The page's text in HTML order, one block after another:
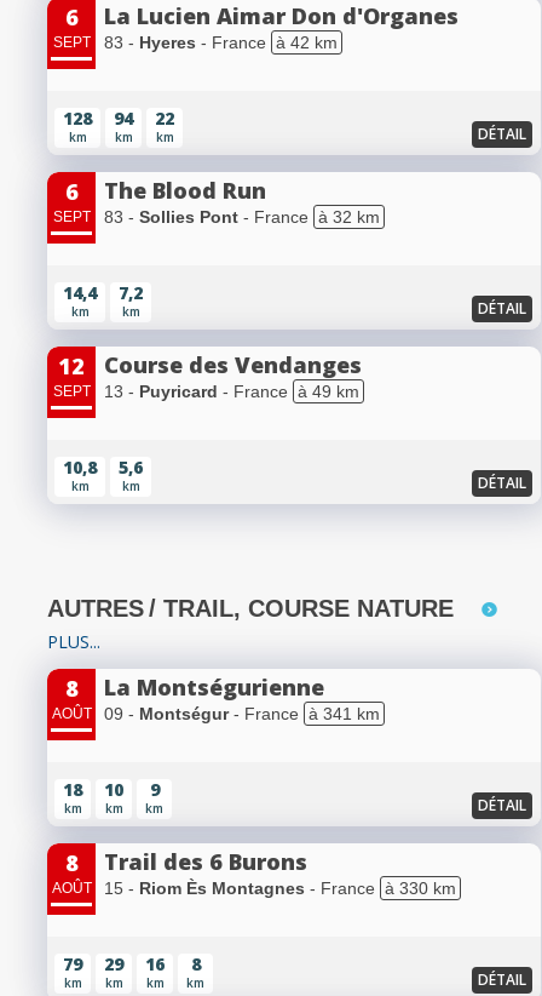
6
SEPT
La Lucien Aimar Don d'Organes
83 - Hyeres - France à 42 km
128
km
94
km
22
km DÉTAIL
6
SEPT
The Blood Run
83 - Sollies Pont - France à 32 km
14,4
km
7,2
km DÉTAIL
12
SEPT
Course des Vendanges
13 - Puyricard - France à 49 km
10,8
km
5,6
km DÉTAIL
AUTRES/ TRAIL, COURSE NATURE
PLUS...
8
AOÛT
La Montségurienne
09 - Montségur- France à 341 km
18
km
10
km
9
km DÉTAIL
8
AOÛT
Trail des 6 Burons
15 - Riom Ès Montagnes - France à 330 km
79
km
29
km
16
km
8
km DÉTAIL